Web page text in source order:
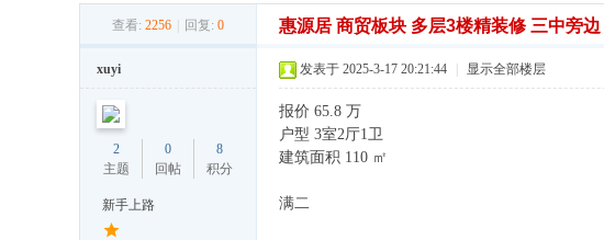
查看: 2256 回复: 0 惠源居 商贸板块 多层3楼精装修 三中旁
xuyi
2
主题
0
回帖
8
积分
新手上路
发表于 2025-3-17 20:21:44 显示全部楼层
报价 65.8 万
户型 3室2厅1卫
建筑面积 110 ㎡
满二